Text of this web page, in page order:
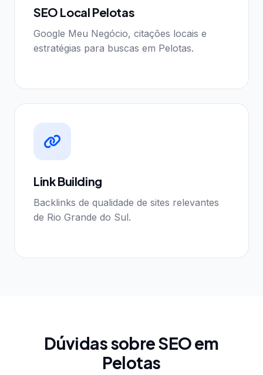
SEO Local Pelotas
Google Meu Negócio, citações locais e
estratégias para buscas em Pelotas.
Link Building
Backlinks de qualidade de sites relevantes
de Rio Grande do Sul.
Dúvidas sobre SEO em
Pelotas